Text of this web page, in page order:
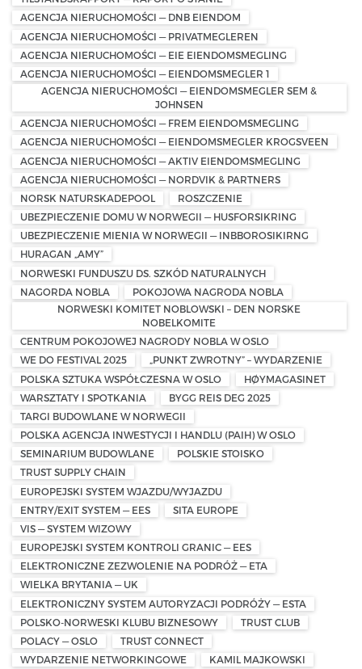
AGENCJA NIERUCHOMOŚCI — DNB EIENDOM
AGENCJA NIERUCHOMOŚCI — PRIVATMEGLEREN
AGENCJA NIERUCHOMOŚCI — EIE EIENDOMSMEGLING
AGENCJA NIERUCHOMOŚCI — EIENDOMSMEGLER 1
AGENCJA NIERUCHOMOŚCI — EIENDOMSMEGLER SEM &
JOHNSEN
AGENCJA NIERUCHOMOŚCI — FREM EIENDOMSMEGLING
AGENCJA NIERUCHOMOŚCI — EIENDOMSMEGLER KROGSVEEN
AGENCJA NIERUCHOMOŚCI — AKTIV EIENDOMSMEGLING
AGENCJA NIERUCHOMOŚCI — NORDVIK & PARTNERS
NORSK NATURSKADEPOOL
ROSZCZENIE
UBEZPIECZENIE DOMU W NORWEGII — HUSFORSIKRING
UBEZPIECZENIE MIENIA W NORWEGII — INBBOROSIKIRNG
HURAGAN „AMY”
NORWESKI FUNDUSZU DS. SZKÓD NATURALNYCH
NAGORDA NOBLA
POKOJOWA NAGRODA NOBLA
NORWESKI KOMITET NOBLOWSKI – DEN NORSKE
NOBELKOMITE
CENTRUM POKOJOWEJ NAGRODY NOBLA W OSLO
WE DO FESTIVAL 2025
„PUNKT ZWROTNY” – WYDARZENIE
POLSKA SZTUKA WSPÓŁCZESNA W OSLO
HØYMAGASINET
WARSZTATY I SPOTKANIA
BYGG REIS DEG 2025
TARGI BUDOWLANE W NORWEGII
POLSKA AGENCJA INWESTYCJI I HANDLU (PAIH) W OSLO
SEMINARIUM BUDOWLANE
POLSKIE STOISKO
TRUST SUPPLY CHAIN
EUROPEJSKI SYSTEM WJAZDU/WYJAZDU
ENTRY/EXIT SYSTEM — EES
SITA EUROPE
VIS — SYSTEM WIZOWY
EUROPEJSKI SYSTEM KONTROLI GRANIC — EES
ELEKTRONICZNE ZEZWOLENIE NA PODRÓŻ — ETA
WIELKA BRYTANIA — UK
ELEKTRONICZNY SYSTEM AUTORYZACJI PODRÓŻY — ESTA
POLSKO-NORWESKI KLUBU BIZNESOWY
TRUST CLUB
POLACY — OSLO
TRUST CONNECT
WYDARZENIE NETWORKINGOWE
KAMIL MAJKOWSKI